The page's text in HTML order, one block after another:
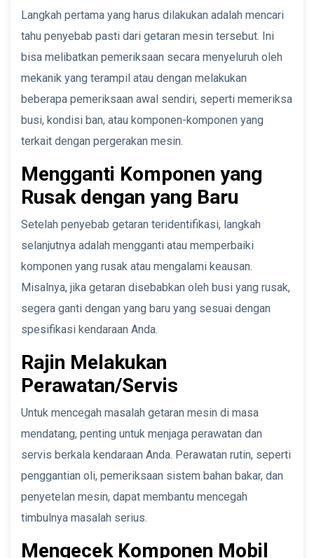
Langkah pertama yang harus dilakukan adalah mencari
tahu penyebab pasti dari getaran mesin tersebut. Ini
bisa melibatkan pemeriksaan secara menyeluruh oleh
mekanik yang terampil atau dengan melakukan
beberapa pemeriksaan awal sendiri, seperti memeriksa
busi, kondisi ban, atau komponen-komponen yang
terkait dengan pergerakan mesin.
Mengganti Komponen yang
Rusak dengan yang Baru
Setelah penyebab getaran teridentifikasi, langkah
selanjutnya adalah mengganti atau memperbaiki
komponen yang rusak atau mengalami keausan.
Misalnya, jika getaran disebabkan oleh busi yang rusak,
segera ganti dengan yang baru yang sesuai dengan
spesifikasi kendaraan Anda.
Rajin Melakukan
Perawatan/Servis
Untuk mencegah masalah getaran mesin di masa
mendatang, penting untuk menjaga perawatan dan
servis berkala kendaraan Anda. Perawatan rutin, seperti
penggantian oli, pemeriksaan sistem bahan bakar, dan
penyetelan mesin, dapat membantu mencegah
timbulnya masalah serius.
Mengecek Komponen Mobil